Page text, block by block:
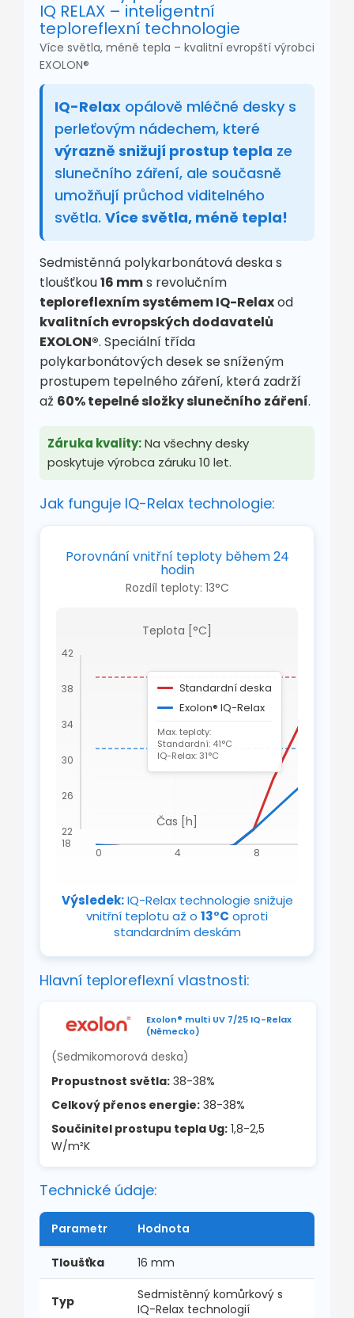
IQ RELAX – inteligentní
teploreflexní technologie
Více světla, méně tepla – kvalitní evropští výrobci
EXOLON®
IQ-Relax opálově mléčné desky s
perleťovým nádechem, které
výrazně snižují prostup tepla ze
slunečního záření, ale současně
umožňují průchod viditelného
světla. Více světla, méně tepla!
Sedmistěnná polykarbonátová deska s
tloušťkou16 mms revolučním
teploreflexním systémem IQ-Relaxod
kvalitních evropských dodavatelů
EXOLON®. Speciální třída
polykarbonátových desek se sníženým
prostupem tepelného záření, která zadrží
až 60% tepelné složky slunečního záření.
Záruka kvality:Na všechny desky
poskytuje výrobca záruku 10 let.
Jak funguje IQ-Relax technologie:
Porovnání vnitřní teploty během 24
hodin
Rozdíl teploty: 13°C
Teplota [°C]
42
38
34
30
26
22
18
0 4 8
Standardní deska
Exolon® IQ-Relax
Max. teploty:
Standardní: 41°C
IQ-Relax: 31°C
Čas [h]
Výsledek:IQ-Relax technologie snižuje
vnitřní teplotu až o 13°C oproti
standardním deskám
Hlavní teploreflexní vlastnosti:
Exolon® multi UV 7/25 IQ-Relax
(Německo)
(Sedmikomorová deska)
Propustnost světla: 38-38%
Celkový přenos energie: 38-38%
Součinitel prostupu tepla Ug: 1,8-2,5
W/m²K
Technické údaje:
Parametr Hodnota
Tloušťka 16 mm
Typ
Sedmistěnný komůrkový s
IQ-Relax technologií